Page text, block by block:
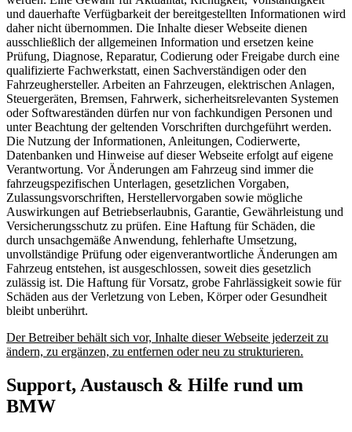
und dauerhafte Verfügbarkeit der bereitgestellten Informationen wird
daher nicht übernommen. Die Inhalte dieser Webseite dienen
ausschließlich der allgemeinen Information und ersetzen keine
Prüfung, Diagnose, Reparatur, Codierung oder Freigabe durch eine
qualifizierte Fachwerkstatt, einen Sachverständigen oder den
Fahrzeughersteller. Arbeiten an Fahrzeugen, elektrischen Anlagen,
Steuergeräten, Bremsen, Fahrwerk, sicherheitsrelevanten Systemen
oder Softwareständen dürfen nur von fachkundigen Personen und
unter Beachtung der geltenden Vorschriften durchgeführt werden.
Die Nutzung der Informationen, Anleitungen, Codierwerte,
Datenbanken und Hinweise auf dieser Webseite erfolgt auf eigene
Verantwortung. Vor Änderungen am Fahrzeug sind immer die
fahrzeugspezifischen Unterlagen, gesetzlichen Vorgaben,
Zulassungsvorschriften, Herstellervorgaben sowie mögliche
Auswirkungen auf Betriebserlaubnis, Garantie, Gewährleistung und
Versicherungsschutz zu prüfen. Eine Haftung für Schäden, die
durch unsachgemäße Anwendung, fehlerhafte Umsetzung,
unvollständige Prüfung oder eigenverantwortliche Änderungen am
Fahrzeug entstehen, ist ausgeschlossen, soweit dies gesetzlich
zulässig ist. Die Haftung für Vorsatz, grobe Fahrlässigkeit sowie für
Schäden aus der Verletzung von Leben, Körper oder Gesundheit
bleibt unberührt.
Der Betreiber behält sich vor, Inhalte dieser Webseite jederzeit zu
ändern, zu ergänzen, zu entfernen oder neu zu strukturieren.
Support, Austausch & Hilfe rund um
BMW